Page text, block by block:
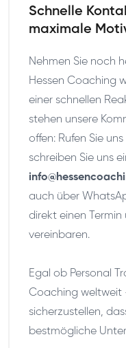
Schnelle
maximale
Nehmen Sie noch
Hessen Coaching
einer schnellen
stehen unsere
offen: Rufen Sie
schreiben Sie uns
auch über
direkt einen
vereinbaren.
Egal ob Personal
Coaching weltweit
sicherzustellen,
bestmögliche